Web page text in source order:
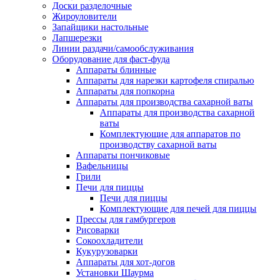
Доски разделочные
Жироуловители
Запайщики настольные
Лапшерезки
Линии раздачи/самообслуживания
Оборудование для фаст-фуда
Аппараты блинные
Аппараты для нарезки картофеля спиралью
Аппараты для попкорна
Аппараты для производства сахарной ваты
Аппараты для производства сахарной
ваты
Комплектующие для аппаратов по
производству сахарной ваты
Аппараты пончиковые
Вафельницы
Грили
Печи для пиццы
Печи для пиццы
Комплектующие для печей для пиццы
Прессы для гамбургеров
Рисоварки
Сокоохладители
Кукурузоварки
Аппараты для хот-догов
Установки Шаурма